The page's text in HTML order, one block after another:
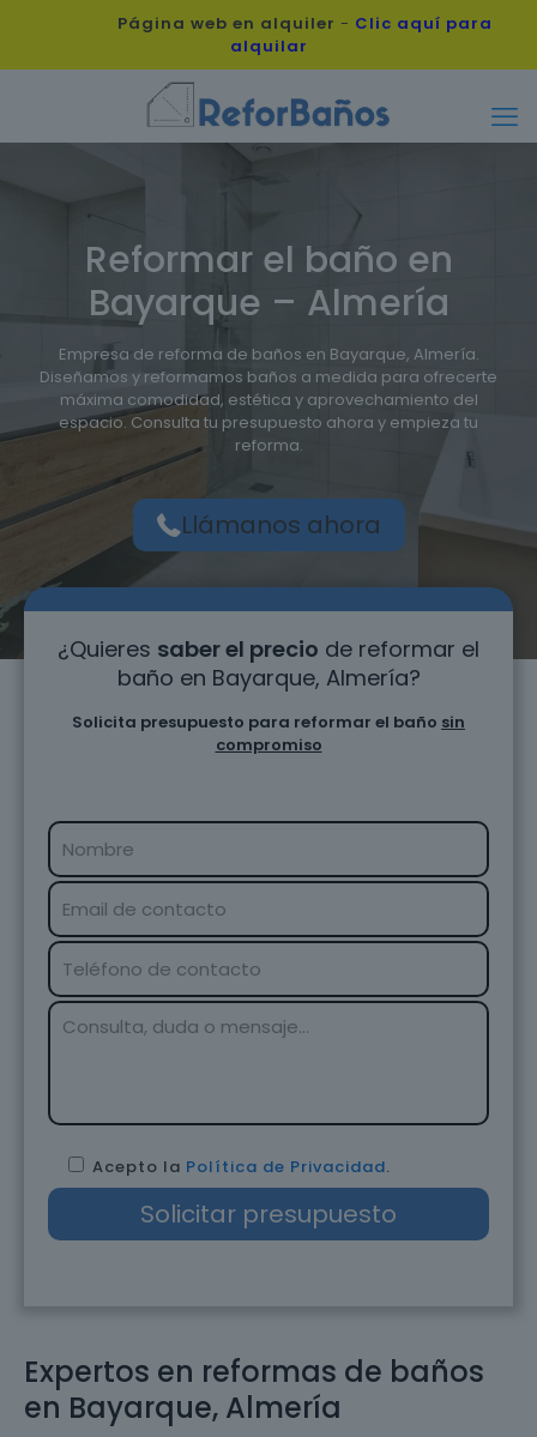
Página web en alquiler - Clic aquí para
alquilar
Reformar el baño en
Bayarque – Almería
Empresa de reforma de baños en Bayarque, Almería.
Diseñamos y reformamos baños a medida para ofrecerte
máxima comodidad, estética y aprovechamiento del
espacio. Consulta tu presupuesto ahora y empieza tu
reforma.
Llámanos ahora
Expertos en reformas de baños
en Bayarque, Almería
¿Quieres saber el precio de reformar el
baño en Bayarque, Almería?
Solicita presupuesto para reformar el baño sin
compromiso
Acepto la Política de Privacidad.